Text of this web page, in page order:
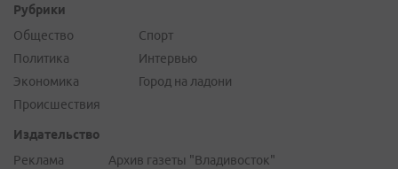
Рубрики
Общество
Политика
Экономика
Происшествия
Спорт
Интервью
Город на ладони
Издательство
Реклама
Архив газеты "Владивосток"